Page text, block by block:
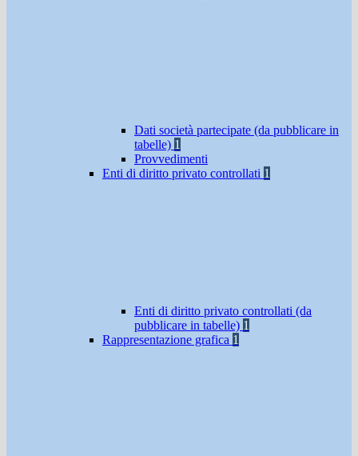
Dati società partecipate (da pubblicare in
tabelle) 1
Provvedimenti
Enti di diritto privato controllati 1
Enti di diritto privato controllati (da
pubblicare in tabelle) 1
Rappresentazione grafica 1